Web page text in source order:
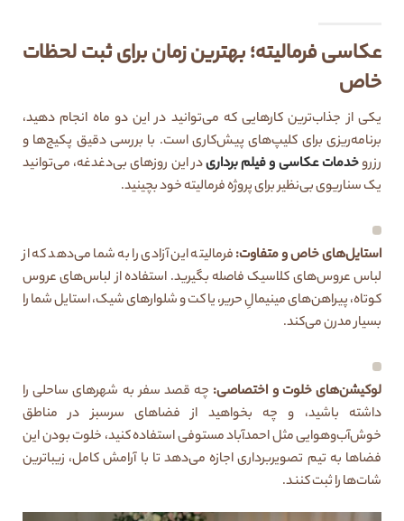
عکاسی فرمالیته؛ بهترین زمان برای ثبت لحظات
خاص
یکی از جذاب‌ترین کارهایی که می‌توانید در این دو ماه انجام دهید،
برنامه‌ریزی برای کلیپ‌های پیش‌کاری است. با بررسی دقیق پکیج‌ها و
رزروخدمات عکاسی و فیلم برداریدر این روزهای بی‌دغدغه، می‌توانید
یک سناریوی بی‌نظیر برای پروژه فرمالیته خود بچینید.
استایل‌های خاص و متفاوت:فرمالیته این آزادی را به شما می‌دهد که از
لباس عروس‌های کلاسیک فاصله بگیرید. استفاده از لباس‌های عروس
کوتاه، پیراهن‌های مینیمالِ حریر، یا کت و شلوارهای شیک، استایل شما را
بسیار مدرن می‌کند.
لوکیشن‌های خلوت و اختصاصی: چه قصد سفر به شهرهای ساحلی را
داشته باشید، و چه بخواهید از فضاهای سرسبز در مناطق
خوش‌آب‌وهوایی مثل احمدآباد مستوفی استفاده کنید، خلوت بودن این
فضاها به تیم تصویربرداری اجازه می‌دهد تا با آرامش کامل، زیباترین
شات‌ها را ثبت کنند.